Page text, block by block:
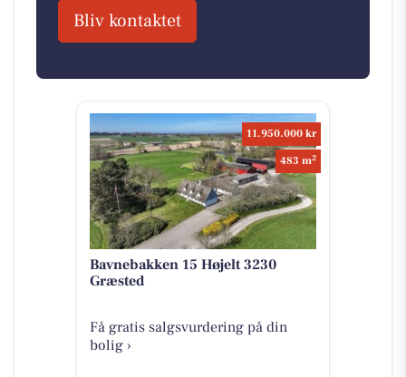
Bliv kontaktet
11.950.000 kr
483 m2
Bavnebakken 15 Højelt 3230
Græsted
Få gratis salgsvurdering på din
bolig ›